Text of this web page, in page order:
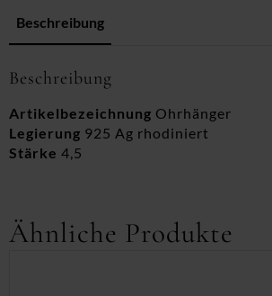
Beschreibung
Beschreibung
Artikelbezeichnung Ohrhänger
Legierung 925 Ag rhodiniert
Stärke 4,5
Ähnliche Produkte